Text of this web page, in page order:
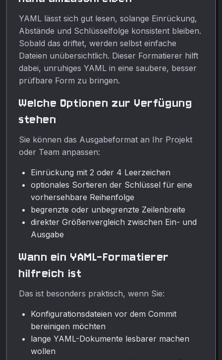
YAML lässt sich gut lesen, solange Einrückung,
Abstände und Schlüsselfolge konsistent bleiben.
Sobald das driftet, werden selbst einfache
Dateien unübersichtlich. Dieser Formatierer hilft
dabei, unruhiges YAML in eine saubere, besser
prüfbare Form zu bringen.
Welche Optionen zur Verfügung
stehen
Sie können das Ausgabeformat an Ihr Projekt
oder Team anpassen:
Einrückung mit 2 oder 4 Leerzeichen
optionales Sortieren der Schlüssel für eine
vorhersehbare Reihenfolge
begrenzte oder unbegrenzte Zeilenbreite
direkter Größenvergleich zwischen Ein- und
Ausgabe
Wann ein YAML-Formatierer
hilfreich ist
Das ist besonders praktisch, wenn Sie:
Konfigurationsdateien vor dem Commit
bereinigen möchten
lange YAML-Dokumente lesbarer machen
wollen